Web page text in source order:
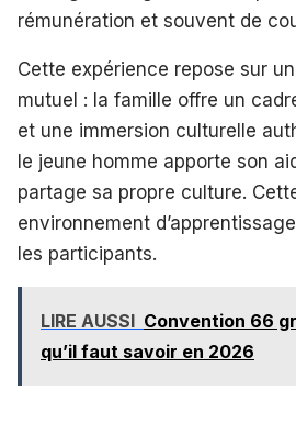
rémunération et souvent de
Cette expérience repose sur
mutuel : la famille offre un
et une immersion culturelle
le jeune homme apporte son
partage sa propre culture.
environnement
les participants.
LIRE AUSSI Convention 66
qu’il faut savoir en 2026